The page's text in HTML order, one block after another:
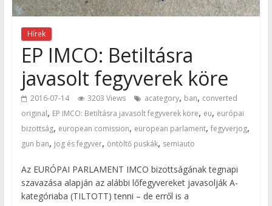
Hírek
EP IMCO: Betiltásra
javasolt fegyverek köre
2016-07-14 3203 Views acategory, ban, converted
original, EP IMCO: Betiltásra javasolt fegyverek köre, eu, európai
bizottság, european comission, european parlament, fegyverjog,
gun ban, jog és fegyver, öntöltő puskák, semiauto
Az EURÓPAI PARLAMENT IMCO bizottságának tegnapi
szavazása alapján az alábbi lőfegyvereket javasolják A-
kategóriaba (TILTOTT) tenni – de erről is a